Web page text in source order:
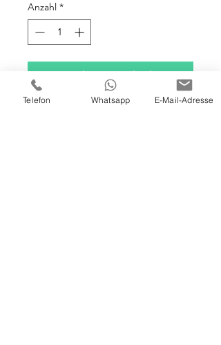
Anzahl *
In den Warenkorb
Telefon Whatsapp E-Mail-Adresse